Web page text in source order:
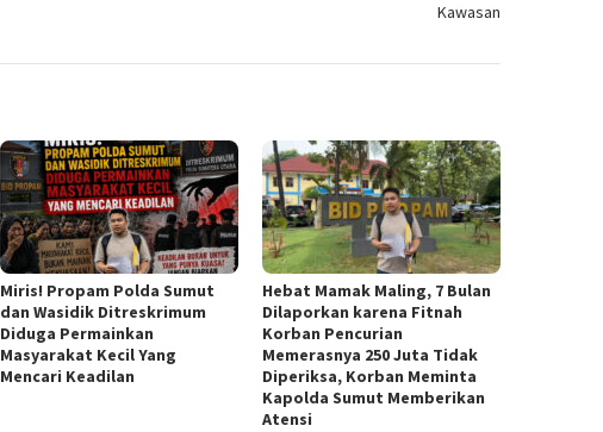
Kawasan
Miris! Propam Polda Sumut
dan Wasidik Ditreskrimum
Diduga Permainkan
Masyarakat Kecil Yang
Mencari Keadilan
Hebat Mamak Maling, 7 Bulan
Dilaporkan karena Fitnah
Korban Pencurian
Memerasnya 250 Juta Tidak
Diperiksa, Korban Meminta
Kapolda Sumut Memberikan
Atensi